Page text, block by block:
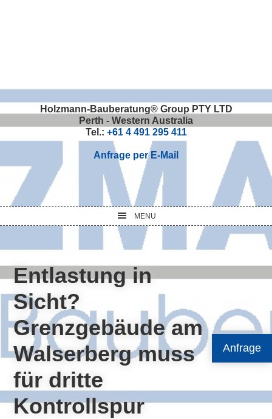
Anfrage
Holzmann-Bauberatung® Group PTY LTD
Perth - Western Australia
Tel.: +61 4 491 295 411
Anfrage per E-Mail
MENU
Entlastung in
Sicht?
Grenzgebäude am
Walserberg muss
für dritte
Kontrollspur